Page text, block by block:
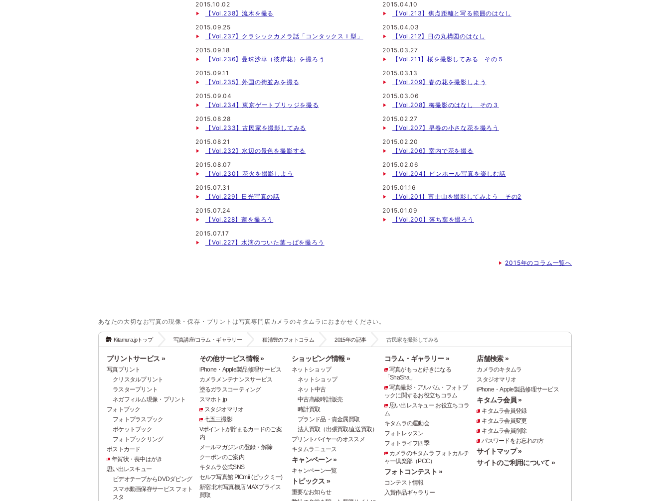
2015.10.02
【Vol.238】流木を撮る
2015.09.25
【Vol.237】クラシックカメラ話「コンタックスＩ型」
2015.09.18
【Vol.236】曼珠沙華（彼岸花）を撮ろう
2015.09.11
【Vol.235】外国の街並みを撮る
2015.09.04
【Vol.234】東京ゲートブリッジを撮る
2015.08.28
【Vol.233】古民家を撮影してみる
2015.08.21
【Vol.232】水辺の景色を撮影する
2015.08.07
【Vol.230】花火を撮影しよう
2015.07.31
【Vol.229】日光写真の話
2015.07.24
【Vol.228】蓮を撮ろう
2015.07.17
【Vol.227】水滴のついた葉っぱを撮ろう
2015.04.10
【Vol.213】焦点距離と写る範囲のはなし
2015.04.03
【Vol.212】日の丸構図のはなし
2015.03.27
【Vol.211】桜を撮影してみる その５
2015.03.13
【Vol.209】春の花を撮影しよう
2015.03.06
【Vol.208】梅撮影のはなし その３
2015.02.27
【Vol.207】早春の小さな花を撮ろう
2015.02.20
【Vol.206】室内で花を撮る
2015.02.06
【Vol.204】ピンホール写真を楽しむ話
2015.01.16
【Vol.201】富士山を撮影してみよう その2
2015.01.09
【Vol.200】落ち葉を撮ろう
2015年のコラム一覧へ
あなたの大切なお写真の現像・保存・プリントは写真専門店カメラのキタムラにおまかせください。
Kitamura.jpトップ 写真講座/コラム・ギャラリー 種清豊のフォトコラム 2015年の記事 古民家を撮影してみる
プリントサービス »
写真プリント
クリスタルプリント
ラスタープリント
ネガフィルム現像・プリント
フォトブック
フォトプラスブック
ポケットブック
フォトブックリング
ポストカード
年賀状・喪中はがき
思い出レスキュー
ビデオテープからDVDダビング
スマホ動画保存サービス フォト
スタ
その他サービス情報 »
iPhone・Apple製品修理サービス
カメラメンテナンスサービス
塗るガラスコーティング
スマホト.jp
スタジオマリオ
七五三撮影
Vポイントが貯まるカードのご案
内
メールマガジンの登録・解除
クーポンのご案内
キタムラ公式SNS
セルフ写真館 PICmii (ピックミー)
新宿 北村写真機店 MAXプライス
買取
ショッピング情報 »
ネットショップ
ネットショップ
ネット中古
中古高級時計販売
時計買取
ブランド品・貴金属買取
法人買取（出張買取/直送買取）
プリントバイヤーのオススメ
キタムラニュース
キャンペーン »
キャンペーン一覧
トピックス »
重要なお知らせ
コラム・ギャラリー »
写真がもっと好きになる
「ShaSha」
写真撮影・アルバム・フォトブ
ックに関するお役立ちコラム
思い出レスキュー お役立ちコラ
ム
キタムラの運動会
フォトレッスン
フォトライフ四季
カメラのキタムラ フォトカルチ
ャー倶楽部（PCC）
フォトコンテスト »
コンテスト情報
入賞作品ギャラリー
店舗検索 »
カメラのキタムラ
スタジオマリオ
iPhone・Apple製品修理サービス
キタムラ会員 »
キタムラ会員登録
キタムラ会員変更
キタムラ会員削除
パスワードをお忘れの方
サイトマップ »
サイトのご利用について »